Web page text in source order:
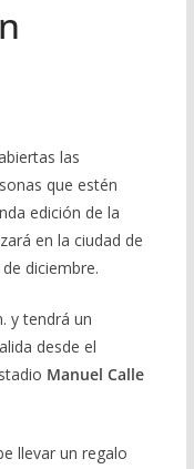
las
que estén
edición de la
en la ciudad de
diciembre.
y tendrá un
desde el
Manuel Calle
llevar un regalo